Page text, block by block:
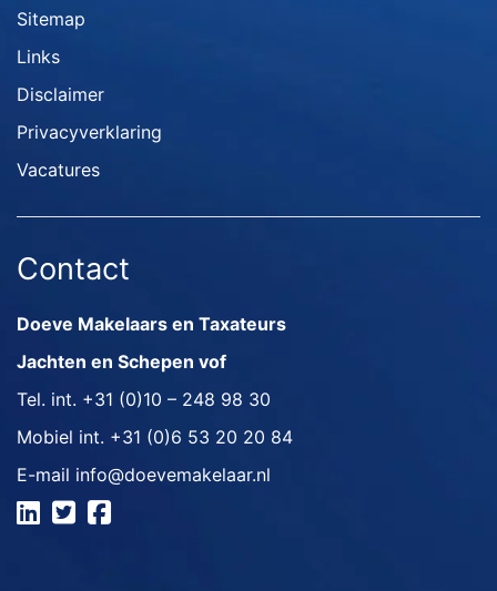
Sitemap
Links
Disclaimer
Privacyverklaring
Vacatures
Contact
Doeve Makelaars en Taxateurs
Jachten en Schepen vof
Tel. int. +31 (0)10 – 248 98 30
Mobiel int. +31 (0)6 53 20 20 84
E-mail info@doevemakelaar.nl